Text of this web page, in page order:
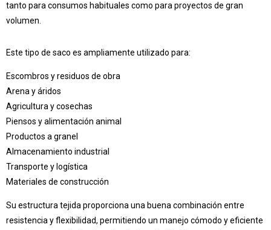
tanto para consumos habituales como para proyectos de gran
volumen.
Este tipo de saco es ampliamente utilizado para:
Escombros y residuos de obra
Arena y áridos
Agricultura y cosechas
Piensos y alimentación animal
Productos a granel
Almacenamiento industrial
Transporte y logística
Materiales de construcción
Su estructura tejida proporciona una buena combinación entre
resistencia y flexibilidad, permitiendo un manejo cómodo y eficiente